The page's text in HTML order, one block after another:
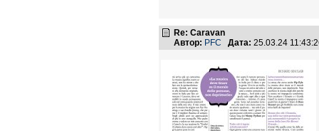
Re: Caravan
Автор: PFC Дата: 25.03.24